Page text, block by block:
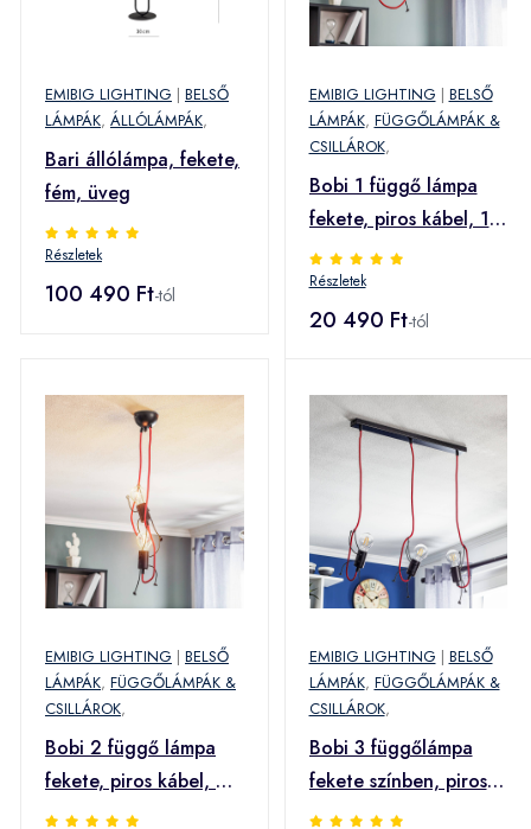
EMIBIG LIGHTING | BELSŐ
LÁMPÁK, ÁLLÓLÁMPÁK,
Bari állólámpa, fekete,
fém, üveg
Részletek
100 490 Ft-tól
EMIBIG LIGHTING | BELSŐ
LÁMPÁK, FÜGGŐLÁMPÁK &
CSILLÁROK,
Bobi 1 függő lámpa
fekete, piros kábel, 1
izzós
Részletek
20 490 Ft-tól
EMIBIG LIGHTING | BELSŐ
LÁMPÁK, FÜGGŐLÁMPÁK &
CSILLÁROK,
Bobi 2 függő lámpa
fekete, piros kábel, 2
izzós
EMIBIG LIGHTING | BELSŐ
LÁMPÁK, FÜGGŐLÁMPÁK &
CSILLÁROK,
Bobi 3 függőlámpa
fekete színben, piros
kábellel, 3 lámpával.